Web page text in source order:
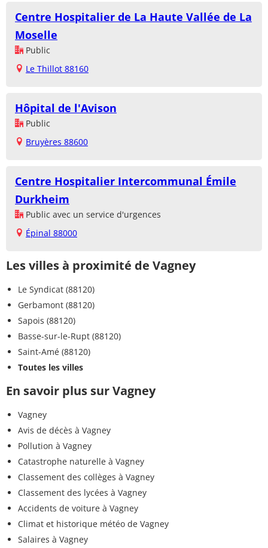
Centre Hospitalier de La Haute Vallée de La
Moselle
Public
Le Thillot 88160
Hôpital de l'Avison
Public
Bruyères 88600
Centre Hospitalier Intercommunal Émile
Durkheim
Public avec un service d'urgences
Épinal 88000
Les villes à proximité de Vagney
Le Syndicat (88120)
Gerbamont (88120)
Sapois (88120)
Basse-sur-le-Rupt (88120)
Saint-Amé (88120)
Toutes les villes
En savoir plus sur Vagney
Vagney
Avis de décès à Vagney
Pollution à Vagney
Catastrophe naturelle à Vagney
Classement des collèges à Vagney
Classement des lycées à Vagney
Accidents de voiture à Vagney
Climat et historique météo de Vagney
Salaires à Vagney